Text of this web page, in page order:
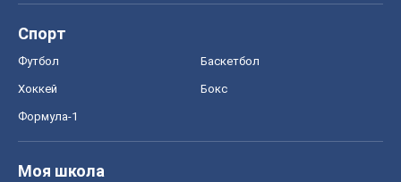
Спорт
Футбол Баскетбол
Хоккей Бокс
Формула-1
Моя школа